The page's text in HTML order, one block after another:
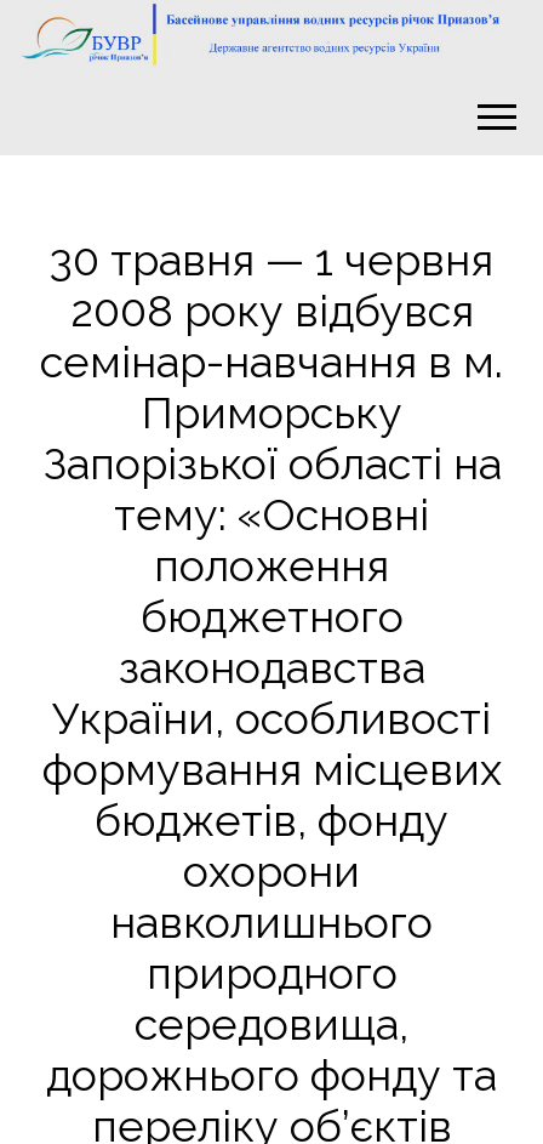
30 травня — 1 червня
2008 року відбувся
семінар-навчання в м.
Приморську
Запорізької області на
тему: «Основні
положення
бюджетного
законодавства
України, особливості
формування місцевих
бюджетів, фонду
охорони
навколишнього
природного
середовища,
дорожнього фонду та
переліку об’єктів